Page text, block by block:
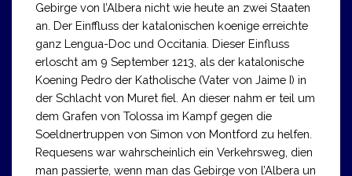
Gebirge von l’Albera nicht wie heute an zwei Staaten
an. Der Einffluss der katalonischen koenige erreichte
ganz Lengua-Doc und Occitania. Dieser Einfluss
erloscht am 9 September 1213, als der katalonische
Koening Pedro der Katholische (Vater von Jaime I) in
der Schlacht von Muret fiel. An dieser nahm er teil um
dem Grafen von Tolossa im Kampf gegen die
Soeldnertruppen von Simon von Montford zu helfen.
Requesens war wahrscheinlich ein Verkehrsweg, dien
man passierte, wenn man das Gebirge von l’Albera un